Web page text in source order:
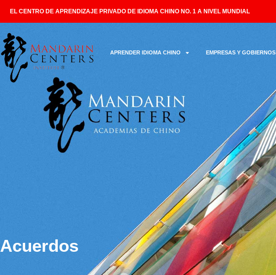
EL CENTRO DE APRENDIZAJE PRIVADO DE IDIOMA CHINO NO. 1 A NIVEL MUNDIAL
APRENDER IDIOMA CHINO EMPRESAS Y GOBIERNOS
Acuerdos